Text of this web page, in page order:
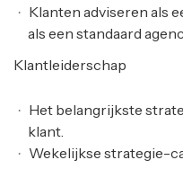
Klanten adviseren als
als een standaard
Klantleiderschap
Het belangrijkste
klant.
Wekelijkse strategie-